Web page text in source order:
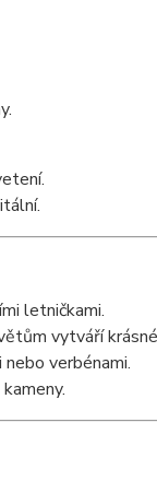
letničkami.
vytváří
verbénami.